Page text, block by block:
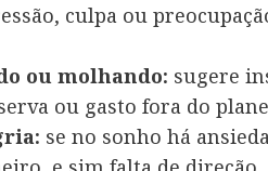
culpa ou
ou molhando: sugere
ou gasto fora do
se no sonho há